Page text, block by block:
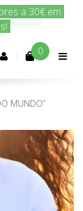
Conta 0
MUNDO”